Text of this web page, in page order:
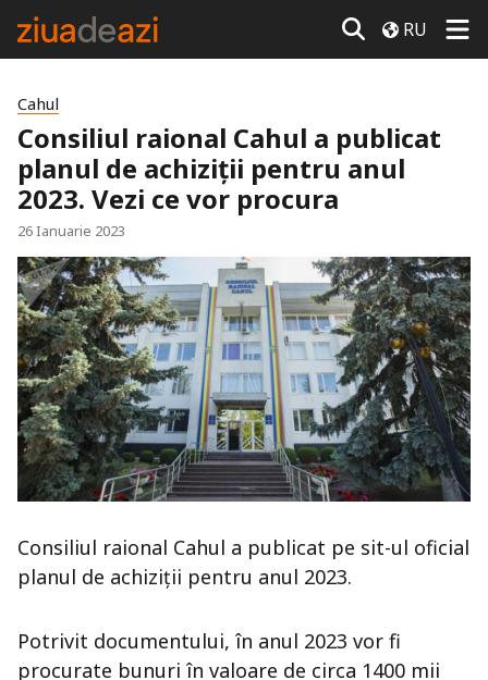
RU
Cahul
Consiliul raional Cahul a publicat
planul de achiziții pentru anul
2023. Vezi ce vor procura
26 Ianuarie 2023
Consiliul raional Cahul a publicat pe sit-ul oficial
planul de achiziții pentru anul 2023.
Potrivit documentului, în anul 2023 vor fi
procurate bunuri în valoare de circa 1400 mii